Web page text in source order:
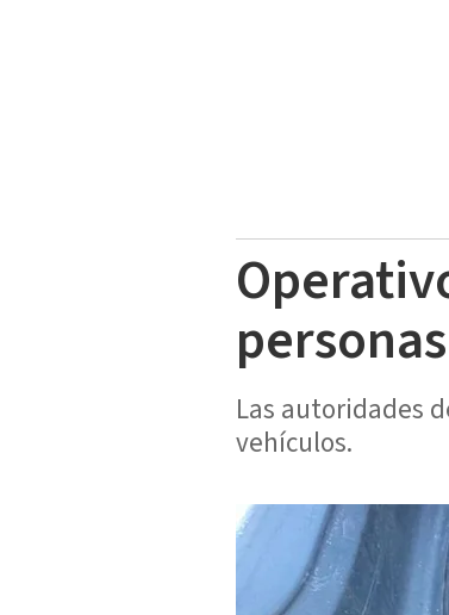
Las autoridades
vehículos.